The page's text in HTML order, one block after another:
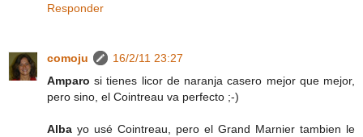
Responder
comoju
16/2/11 23:27
Amparo si tienes licor de naranja casero mejor que mejor,
pero sino, el Cointreau va perfecto ;-)
Alba yo usé Cointreau, pero el Grand Marnier tambien le